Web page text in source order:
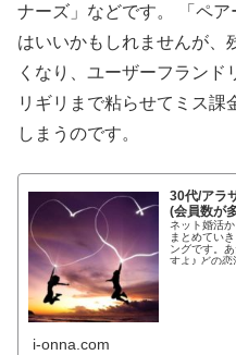
ナーズ」などです。 「ペ
はいいかもしれませんが、
くなり、ユーザーフラン
リギリまで粘らせてミス課
しまうのです。
30代/アラ
(会員数が
ネット婚活
まとめてい
ングです。
すよ♪ どの恋活・婚活サイトがいいのか違いもわかるよう
i-onna.com